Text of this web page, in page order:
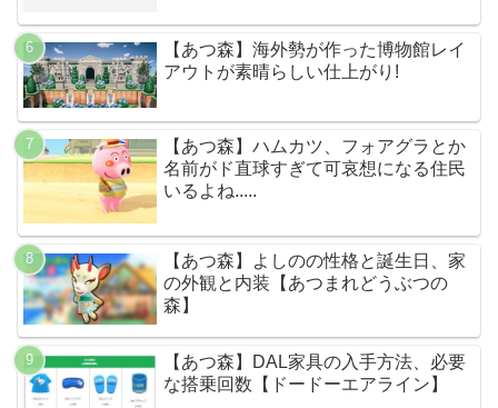
【あつ森】海外勢が作った博物館レイ
アウトが素晴らしい仕上がり!
【あつ森】ハムカツ、フォアグラとか
名前がド直球すぎて可哀想になる住民
いるよね.....
【あつ森】よしのの性格と誕生日、家
の外観と内装【あつまれどうぶつの
森】
【あつ森】DAL家具の入手方法、必要
な搭乗回数【ドードーエアライン】